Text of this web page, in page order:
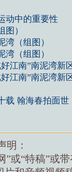
动中的重要性
）
（组图）
（组图）
江南”南泥湾新
江南”南泥湾新
载 翰海春拍面世
明：
”或“特稿”或